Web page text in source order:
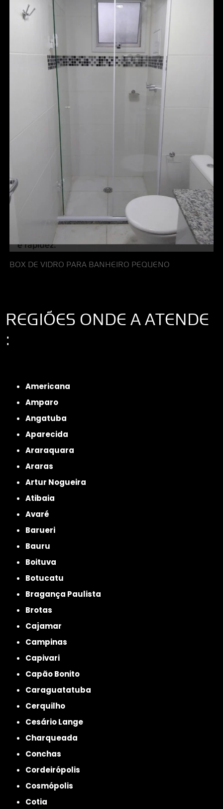
BOX DE VIDRO PARA BANHEIRO PEQUENO
REGIÕES ONDE A ATENDE
:
Americana
Amparo
Angatuba
Aparecida
Araraquara
Araras
Artur Nogueira
Atibaia
Avaré
Barueri
Bauru
Boituva
Botucatu
Bragança Paulista
Brotas
Cajamar
Campinas
Capivari
Capão Bonito
Caraguatatuba
Cerquilho
Cesário Lange
Charqueada
Conchas
Cordeirópolis
Cosmópolis
Cotia